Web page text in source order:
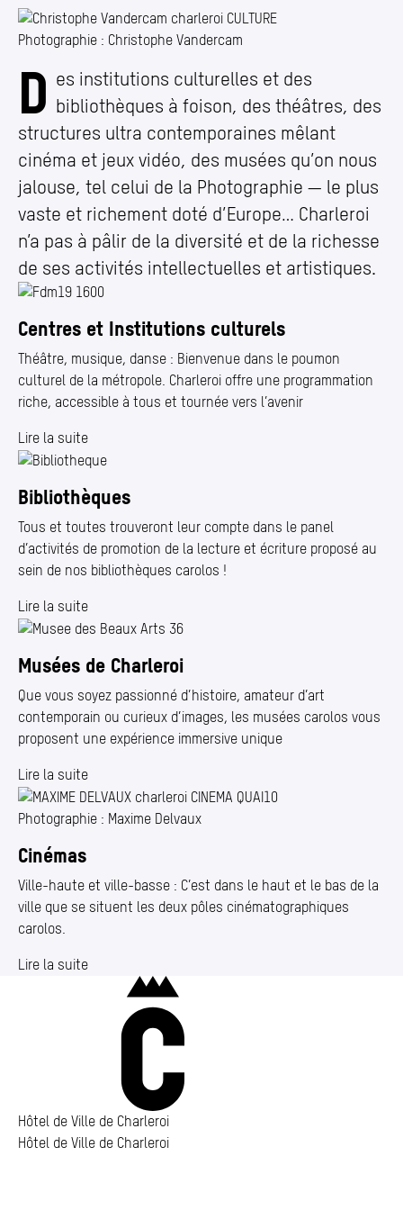
Media center
Mes démarches
Photographie : Christophe Vandercam
Culture
D es institutions culturelles et des
bibliothèques à foison, des théâtres, des
structures ultra contemporaines mêlant
cinéma et jeux vidéo, des musées qu’on nous
jalouse, tel celui de la Photographie — le plus
vaste et richement doté d’Europe… Charleroi
n’a pas à pâlir de la diversité et de la richesse
de ses activités intellectuelles et artistiques.
En savoir plus
Centres et Institutions culturels
Théâtre, musique, danse : Bienvenue dans le poumon
culturel de la métropole. Charleroi offre une programmation
riche, accessible à tous et tournée vers l’avenir
Lire la suite
Bibliothèques
Tous et toutes trouveront leur compte dans le panel
d’activités de promotion de la lecture et écriture proposé au
sein de nos bibliothèques carolos !
Lire la suite
Musées de Charleroi
Que vous soyez passionné d’histoire, amateur d’art
contemporain ou curieux d’images, les musées carolos vous
proposent une expérience immersive unique
Lire la suite
Photographie : Maxime Delvaux
Cinémas
Ville-haute et ville-basse : C’est dans le haut et le bas de la
ville que se situent les deux pôles cinématographiques
carolos.
Lire la suite
Hôtel de Ville de Charleroi
Hôtel de Ville de Charleroi